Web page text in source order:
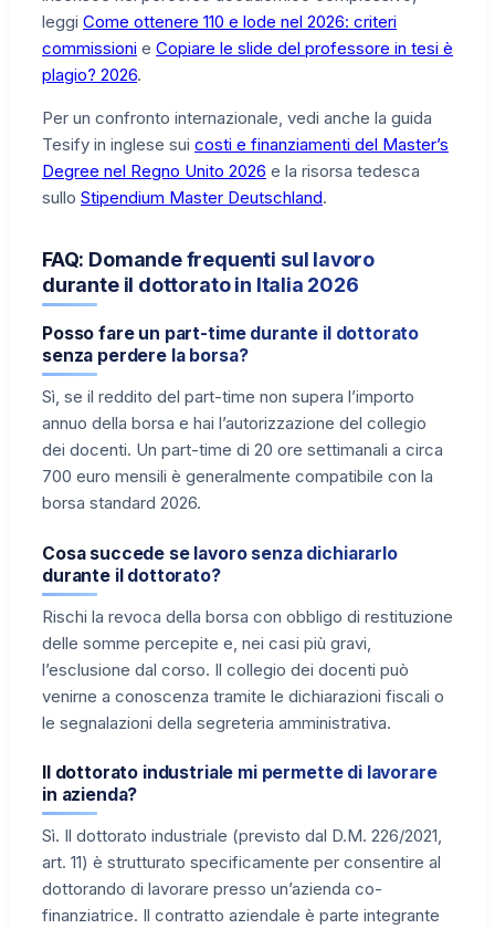
leggi Come ottenere 110 e lode nel 2026: criteri
commissioni e Copiare le slide del professore in tesi è
plagio? 2026.
Per un confronto internazionale, vedi anche la guida
Tesify in inglese sui costi e finanziamenti del Master’s
Degree nel Regno Unito 2026 e la risorsa tedesca
sullo Stipendium Master Deutschland.
FAQ: Domande frequenti sul lavoro
durante il dottorato in Italia 2026
Posso fare un part-time durante il dottorato
senza perdere la borsa?
Sì, se il reddito del part-time non supera l’importo
annuo della borsa e hai l’autorizzazione del collegio
dei docenti. Un part-time di 20 ore settimanali a circa
700 euro mensili è generalmente compatibile con la
borsa standard 2026.
Cosa succede se lavoro senza dichiararlo
durante il dottorato?
Rischi la revoca della borsa con obbligo di restituzione
delle somme percepite e, nei casi più gravi,
l’esclusione dal corso. Il collegio dei docenti può
venirne a conoscenza tramite le dichiarazioni fiscali o
le segnalazioni della segreteria amministrativa.
Il dottorato industriale mi permette di lavorare
in azienda?
Sì. Il dottorato industriale (previsto dal D.M. 226/2021,
art. 11) è strutturato specificamente per consentire al
dottorando di lavorare presso un’azienda co-
finanziatrice. Il contratto aziendale è parte integrante